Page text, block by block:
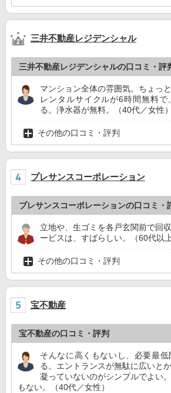
三井不動産レジデンシャル
三井不動産レジデンシャルの口コミ・評
マンション全体の雰囲気。ちょっ
レンタルサイクルが6時間無料で
る。浄水器が無料。（40代／女性）
その他の口コミ・評判
プレサンスコーポレーション
プレサンスコーポレーションの口コミ・
立地や、生ゴミを各戸玄関前で回
ービスは、すばらしい。（60代以
その他の口コミ・評判
宝不動産
宝不動産の口コミ・評判
そんなに高くもないし、必要最
る。エントランスが無駄に広いと
凝っていないのがシンプルでよい
もない。（40代／女性）